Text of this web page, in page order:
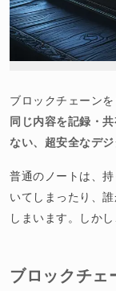
ブロックチェーン
同じ内容を記録・
ない、超安全なデ
普通のノートは、
いてしまったり、
しまいます。しか
ブロックチェ